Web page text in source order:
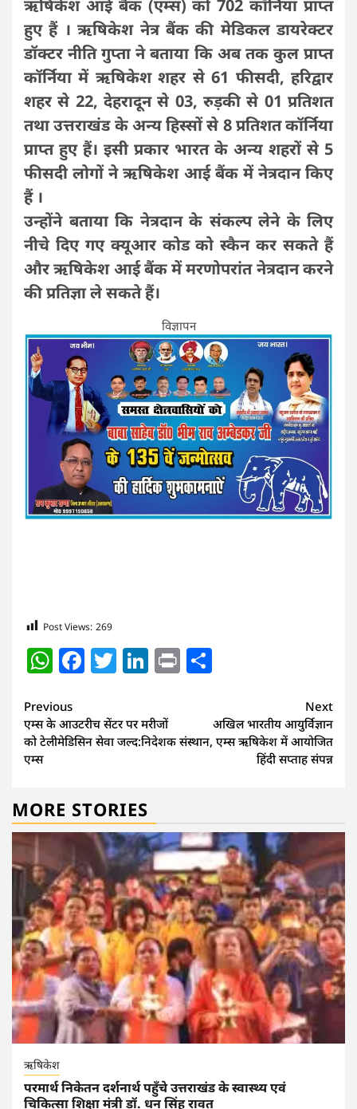
ऋषिकेश आई बैंक (एम्स) को 702 कॉर्निया प्राप्त
हुए हैं । ऋषिकेश नेत्र बैंक की मेडिकल डायरेक्टर
डॉक्टर नीति गुप्ता ने बताया कि अब तक कुल प्राप्त
कॉर्निया में ऋषिकेश शहर से 61 फीसदी, हरिद्वार
शहर से 22, देहरादून से 03, रुड़की से 01 प्रतिशत
तथा उत्तराखंड के अन्य हिस्सों से 8 प्रतिशत कॉर्निया
प्राप्त हुए हैं। इसी प्रकार भारत के अन्य शहरों से 5
फीसदी लोगों ने ऋषिकेश आई बैंक में नेत्रदान किए
हैं ।
उन्होंने बताया कि नेत्रदान के संकल्प लेने के लिए
नीचे दिए गए क्यूआर कोड को स्कैन कर सकते हैं
और ऋषिकेश आई बैंक में मरणोपरांत नेत्रदान करने
की प्रतिज्ञा ले सकते हैं।
विज्ञापन
Post Views: 269
WhatsApp
Facebook
Twitter
LinkedIn
Print
Continue
Reading
Previous
एम्स के आउटरीच सेंटर पर मरीजों
को टेलीमेडिसिन सेवा जल्द:निदेशक
एम्स
Next
अखिल भारतीय आयुर्विज्ञान
संस्थान, एम्स ऋषिकेश में आयोजित
हिंदी सप्ताह संपन्न
MORE STORIES
ऋषिकेश
परमार्थ निकेतन दर्शनार्थ पहुँचे उत्तराखंड के स्वास्थ्य एवं
चिकित्सा शिक्षा मंत्री डॉ. धन सिंह रावत